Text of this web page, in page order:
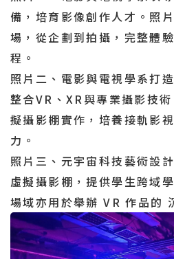
備，培育影像創作人才。照
場，從企劃到拍攝，完整體
程。
照片二、電影與電視學系打
整合VR、XR與專業攝影技
擬攝影棚實作，培養接軌影
力。
照片三、元宇宙科技藝術設
虛擬攝影棚，提供學生跨域
場域亦用於舉辦 VR 作品的